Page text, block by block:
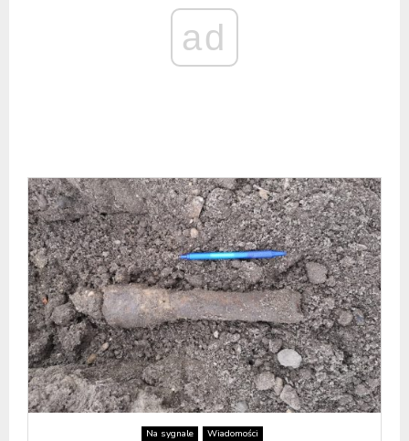
ad
Na sygnale Wiadomości